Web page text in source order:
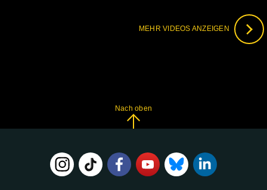
MEHR VIDEOS ANZEIGEN
Nach oben